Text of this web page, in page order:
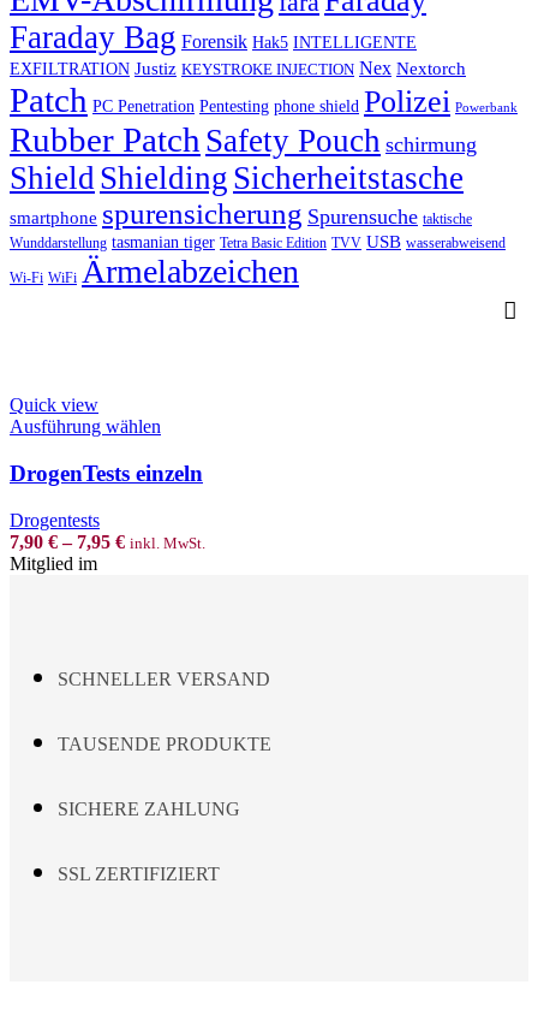
Faraday Bag Forensik Hak5 INTELLIGENTE
EXFILTRATION Justiz KEYSTROKE INJECTION Nex Nextorch
Patch PC Penetration Pentesting phone shield Polizei Powerbank
Rubber Patch Safety Pouch schirmung
ShieldShielding Sicherheitstasche
smartphone spurensicherung Spurensuche taktische
Wunddarstellung tasmanian tiger Tetra Basic Edition TVV USB wasserabweisend
Wi-Fi WiFi Ärmelabzeichen
Quick view
Ausführung wählen
has
multiple
The
options
product
DrogenTests einzeln
Drogentests
7,90 €– 7,95 € inkl. MwSt.
Mitglied im
SCHNELLER VERSAND
TAUSENDE PRODUKTE
SICHERE ZAHLUNG
SSL ZERTIFIZIERT